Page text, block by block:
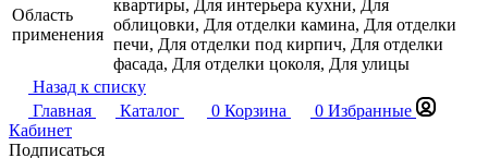
Область
применения
квартиры, Для интерьера кухни, Для
облицовки, Для отделки камина, Для отделки
печи, Для отделки под кирпич, Для отделки
фасада, Для отделки цоколя, Для улицы
Назад к списку
Главная
Каталог 0 Корзина 0 Избранные
Кабинет
Подписаться